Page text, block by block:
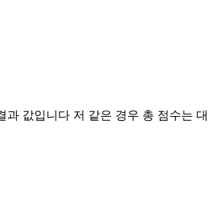
과 값입니다 저 같은 경우 총 점수는